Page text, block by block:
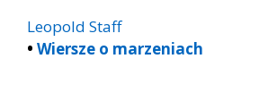
Leopold Staff
• Wiersze o marzeniach